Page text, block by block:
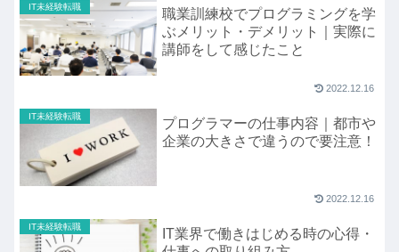
IT未経験転職
職業訓練校でプログラミングを学
ぶメリット・デメリット｜実際に
講師をして感じたこと
2022.12.16
IT未経験転職
プログラマーの仕事内容｜都市や
企業の大きさで違うので要注意！
2022.12.16
IT未経験転職
IT業界で働きはじめる時の心得・